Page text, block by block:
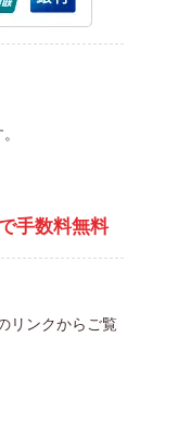
手数料無料
リンクからご覧